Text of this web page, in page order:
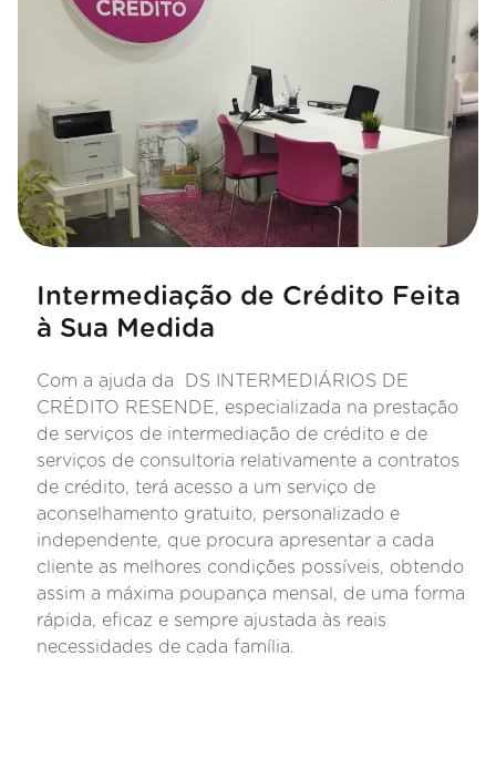
Intermediação de Crédito Feita
à Sua Medida
Com a ajuda da DS INTERMEDIÁRIOS DE
CRÉDITO RESENDE, especializada na prestação
de serviços de intermediação de crédito e de
serviços de consultoria relativamente a contratos
de crédito, terá acesso a um serviço de
aconselhamento gratuito, personalizado e
independente, que procura apresentar a cada
cliente as melhores condições possíveis, obtendo
assim a máxima poupança mensal, de uma forma
rápida, eficaz e sempre ajustada às reais
necessidades de cada família.